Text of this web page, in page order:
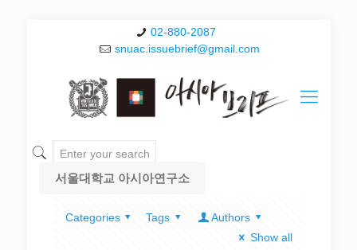
02-880-2087
snuac.issuebrief@gmail.com
서울대학교 아시아연구소
Categories Tags
Authors
Show all